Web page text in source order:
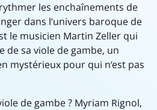
les enchaînements de
dans l’univers baroque de
le musicien Martin Zeller qui
de sa viole de gambe, un
mystérieux pour qui n’est pas
de gambe ? Myriam Rignol,